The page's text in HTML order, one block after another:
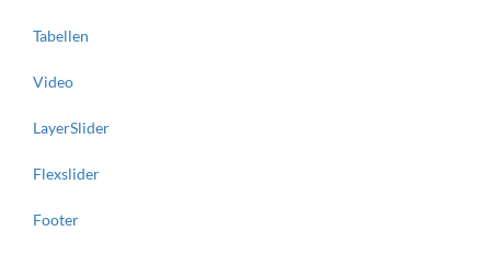
Tabellen
Video
LayerSlider
Flexslider
Footer